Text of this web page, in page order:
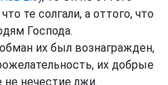
те солгали, а оттого, что
Господа.
их был вознагражден,
их добрые
не нечестие лжи.